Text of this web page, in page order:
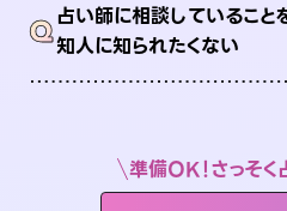
Q占い師に相談していること
知人に知られたくない
準備OK！さっそ